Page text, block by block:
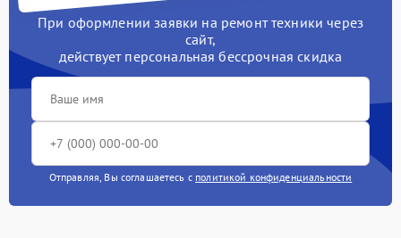
При оформлении заявки на ремонт техники через
сайт,
действует персональная бессрочная скидка
Отправляя, Вы соглашаетесь с политикой конфиденциальности